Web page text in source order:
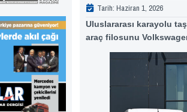
Tarih: Haziran 1, 2026
Uluslararası karayolu
araç filosunu